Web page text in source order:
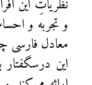
نظریاتِ این
و تجربه و
معادل فارسی
این